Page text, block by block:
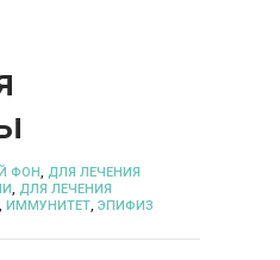
ФОН,ДЛЯ ЛЕЧЕНИЯ
,ДЛЯ ЛЕЧЕНИЯ
,ИММУНИТЕТ,ЭПИФИЗ